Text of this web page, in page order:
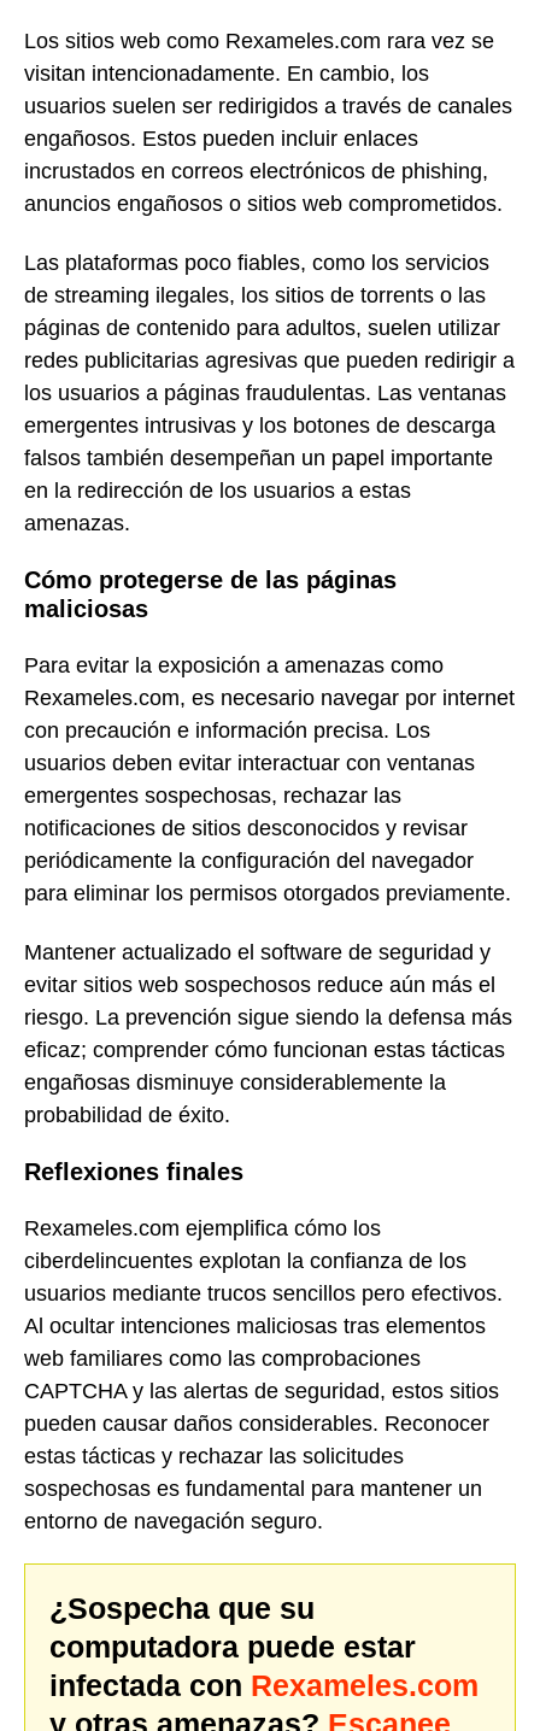
Los sitios web como Rexameles.com rara vez se
visitan intencionadamente. En cambio, los
usuarios suelen ser redirigidos a través de canales
engañosos. Estos pueden incluir enlaces
incrustados en correos electrónicos de phishing,
anuncios engañosos o sitios web comprometidos.
Las plataformas poco fiables, como los servicios
de streaming ilegales, los sitios de torrents o las
páginas de contenido para adultos, suelen utilizar
redes publicitarias agresivas que pueden redirigir a
los usuarios a páginas fraudulentas. Las ventanas
emergentes intrusivas y los botones de descarga
falsos también desempeñan un papel importante
en la redirección de los usuarios a estas
amenazas.
Cómo protegerse de las páginas
maliciosas
Para evitar la exposición a amenazas como
Rexameles.com, es necesario navegar por internet
con precaución e información precisa. Los
usuarios deben evitar interactuar con ventanas
emergentes sospechosas, rechazar las
notificaciones de sitios desconocidos y revisar
periódicamente la configuración del navegador
para eliminar los permisos otorgados previamente.
Mantener actualizado el software de seguridad y
evitar sitios web sospechosos reduce aún más el
riesgo. La prevención sigue siendo la defensa más
eficaz; comprender cómo funcionan estas tácticas
engañosas disminuye considerablemente la
probabilidad de éxito.
Reflexiones finales
Rexameles.com ejemplifica cómo los
ciberdelincuentes explotan la confianza de los
usuarios mediante trucos sencillos pero efectivos.
Al ocultar intenciones maliciosas tras elementos
web familiares como las comprobaciones
CAPTCHA y las alertas de seguridad, estos sitios
pueden causar daños considerables. Reconocer
estas tácticas y rechazar las solicitudes
sospechosas es fundamental para mantener un
entorno de navegación seguro.
¿Sospecha que su
computadora puede estar
infectada con Rexameles.com